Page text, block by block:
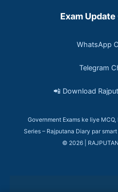
Exam
WhatsApp
Telegram
📲 Download
Government Exams ke liye
Series – Rajputana Diary par
© 2026 |